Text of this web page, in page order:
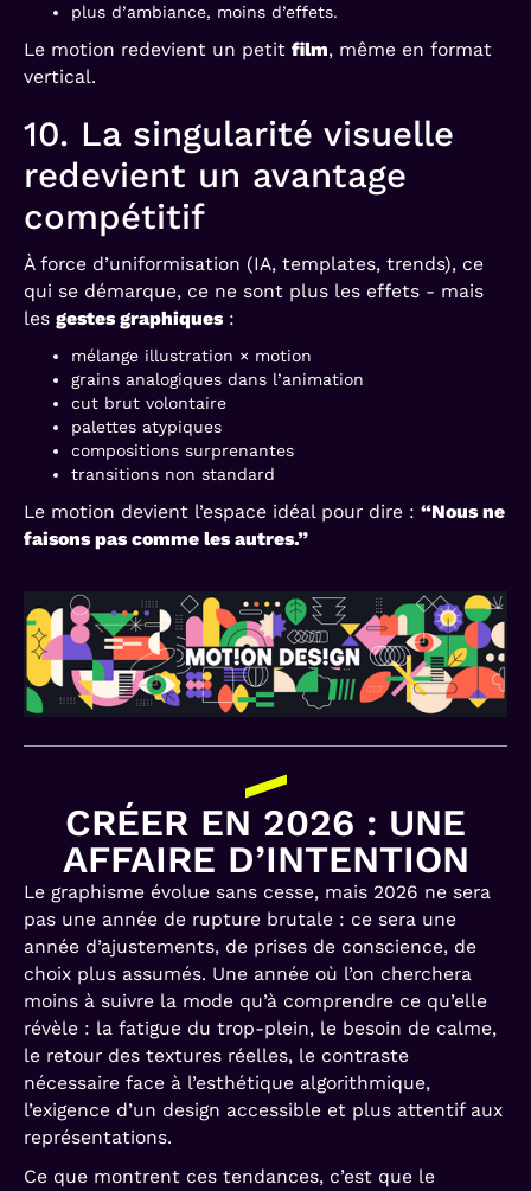
plus d’ambiance, moins d’effets.
Le motion redevient un petit film, même en format
vertical.
10. La singularité visuelle
redevient un avantage
compétitif
À force d’uniformisation (IA, templates, trends), ce
qui se démarque, ce ne sont plus les effets - mais
les gestes graphiques:
mélange illustration × motion
grains analogiques dans l’animation
cut brut volontaire
palettes atypiques
compositions surprenantes
transitions non standard
Le motion devient l’espace idéal pour dire : “Nous ne
faisons pas comme les autres.”
CRÉER EN 2026 : UNE
AFFAIRE D’INTENTION
Le graphisme évolue sans cesse, mais 2026 ne sera
pas une année de rupture brutale : ce sera une
année d’ajustements, de prises de conscience, de
choix plus assumés. Une année où l’on cherchera
moins à suivre la mode qu’à comprendre ce qu’elle
révèle : la fatigue du trop-plein, le besoin de calme,
le retour des textures réelles, le contraste
nécessaire face à l’esthétique algorithmique,
l’exigence d’un design accessible et plus attentif aux
représentations.
Ce que montrent ces tendances, c’est que le